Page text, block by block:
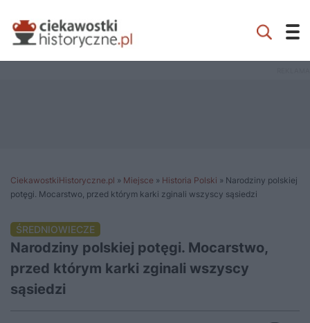
CiekawostkiHistoryczne.pl » Miejsce » Historia Polski » Narodziny polskiej
potęgi. Mocarstwo, przed którym karki zginali wszyscy sąsiedzi
ŚREDNIOWIECZE
Narodziny polskiej potęgi. Mocarstwo,
przed którym karki zginali wszyscy
sąsiedzi